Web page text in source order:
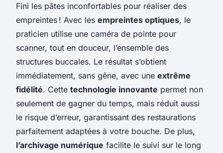
Fini les pâtes inconfortables pour réaliser des
empreintes ! Avec les empreintes optiques, le
praticien utilise une caméra de pointe pour
scanner, tout en douceur, l’ensemble des
structures buccales. Le résultat s’obtient
immédiatement, sans gêne, avec une extrême
fidélité. Cette technologie innovante permet non
seulement de gagner du temps, mais réduit aussi
le risque d’erreur, garantissant des restaurations
parfaitement adaptées à votre bouche. De plus,
l’archivage numérique facilite le suivi sur le long